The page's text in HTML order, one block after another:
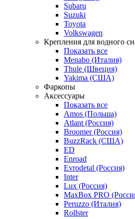
Subaru
Suzuki
Toyota
Volkswagen
Крепления для водного
Показать все
Menabo (Италия)
Thule (Швеция)
Yakima (США)
Фаркопы
Аксессуары
Показать все
Amos (Польша)
Atlant (Россия)
Broomer (Россия)
BuzzRack (США)
ED
Enroad
Evrodetal (Россия)
Inter
Lux (Россия)
MaxBox PRO
Peruzzo (Италия)
Rollster